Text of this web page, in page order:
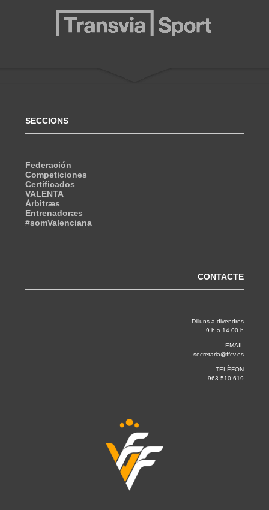
SECCIONS
Federación
Competiciones
Certificados
VALENTA
Árbitræs
Entrenadoræs
#somValenciana
CONTACTE
Dilluns a divendres
9 h a 14.00 h
EMAIL
secretaria@ffcv.es
TELÈFON
963 510 619